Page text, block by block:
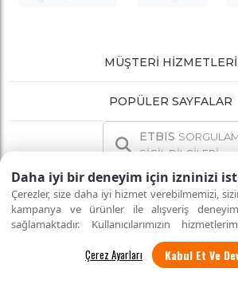
Daha iyi bir deneyim için izninizi
Çerezler, size daha iyi hizmet verebilmemizi,
kampanya ve ürünler ile alışveriş
sağlamaktadır. Kullanıcılarımızın
eksiksiz şekilde faydalanmalarını
kullanan kişilerin gizliliğini korumayı
seçeneği ile tüm çerezleri kabul edebilirsiniz
Kabul Et Ve
MÜŞTERI HIZMETLERI
POPÜLER SAYFALAR
ETBIS
SİCİL BİLGİLERİ
İNTERNETTE GÜVENLİ